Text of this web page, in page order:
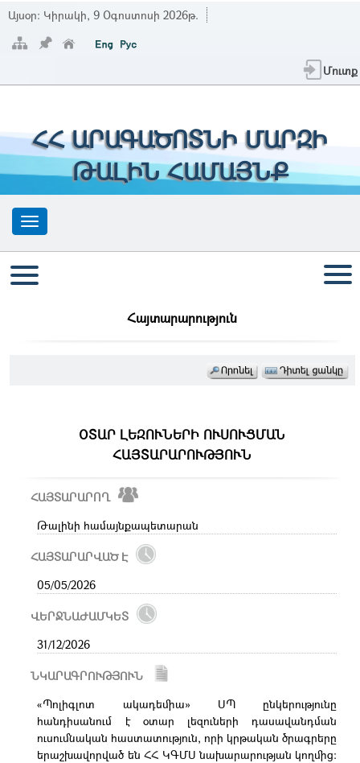
Այսօր: Կիրակի, 9 Օգոստոսի 2026թ.
Մուտք
ՀՀ ԱՐԱԳԱԾՈՏՆԻ ՄԱՐԶԻ
ԹԱԼԻՆ ՀԱՄԱՅՆՔ
Հայտարարություն
ՕՏԱՐ ԼԵԶՈՒՆԵՐԻ ՈՒՍՈՒՑՄԱՆ
ՀԱՅՏԱՐԱՐՈՒԹՅՈՒՆ
ՀԱՅՏԱՐԱՐՈՂ
Թալինի համայնքապետարան
ՀԱՅՏԱՐԱՐՎԱԾ Է
05/05/2026
ՎԵՐՋՆԱԺԱՄԿԵՏ
31/12/2026
ՆԿԱՐԱԳՐՈՒԹՅՈՒՆ
«Պոլիգլոտ ակադեմիա» ՍՊ ընկերությունը
հանդիսանում է օտար լեզուների դասավանդման
ուսումնական հաստատություն, որի կրթական ծրագրերը
երաշխավորված են ՀՀ ԿԳՄՍ նախարարության կողմից։